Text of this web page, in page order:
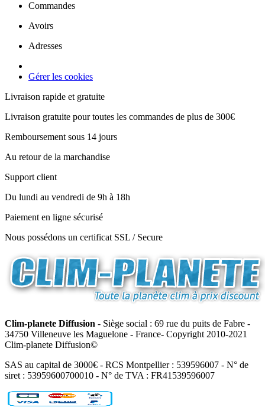
Commandes
Avoirs
Adresses
Gérer les cookies
Livraison rapide et gratuite
Livraison gratuite pour toutes les commandes de plus de 300€
Remboursement sous 14 jours
Au retour de la marchandise
Support client
Du lundi au vendredi de 9h à 18h
Paiement en ligne sécurisé
Nous possédons un certificat SSL / Secure
Clim-planete Diffusion - Siège social : 69 rue du puits de Fabre -
34750 Villeneuve les Maguelone - France- Copyright 2010-2021
Clim-planete Diffusion©
SAS au capital de 3000€ - RCS Montpellier : 539596007 - N° de
siret : 53959600700010 - N° de TVA : FR41539596007